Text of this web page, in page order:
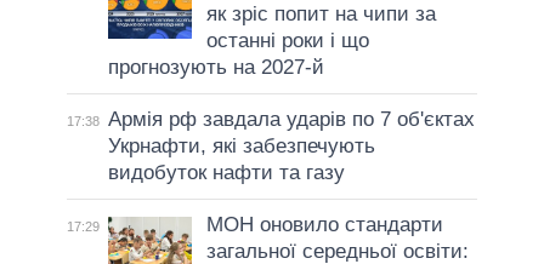
як зріс попит на чипи за
останні роки і що
прогнозують на 2027-й
17:38 Армія рф завдала ударів по 7 об'єктах
Укрнафти, які забезпечують
видобуток нафти та газу
17:29
МОН оновило стандарти
загальної середньої освіти: